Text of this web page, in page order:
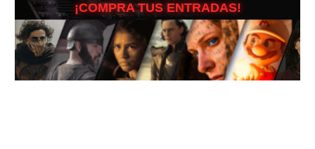
¡COMPRA TUS ENTRADAS!